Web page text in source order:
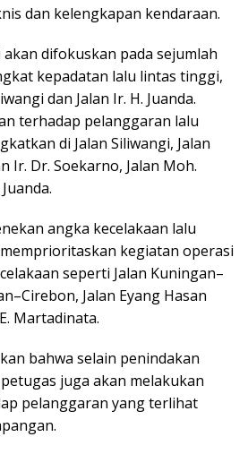
dan kelengkapan kendaraan.
difokuskan pada sejumlah
kepadatan lalu lintas tinggi,
dan Jalan Ir. H. Juanda.
terhadap pelanggaran lalu
di Jalan Siliwangi, Jalan
Ir. Dr. Soekarno, Jalan Moh.
angka kecelakaan lalu
kegiatan operasi
seperti Jalan Kuningan–
Jalan Eyang Hasan
Martadinata.
bahwa selain penindakan
juga akan melakukan
pelanggaran yang terlihat